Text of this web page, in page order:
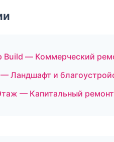
Build — Коммерческий
Ландшафт и
— Капитальный ремонт